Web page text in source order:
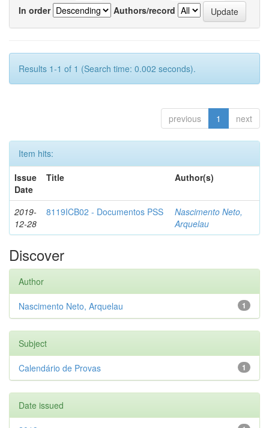
In order
Authors/record
Results 1-1 of 1 (Search time: 0.002 seconds).
previous 1 next
Item hits:
Issue
Date
Title Author(s)
2019-
12-28
8119ICB02 - Documentos PSS
Nascimento Neto,
Arquelau
Discover
Author
1
Nascimento Neto, Arquelau
Subject
1
Calendário de Provas
Date issued